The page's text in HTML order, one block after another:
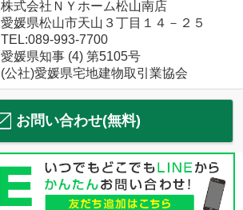
株式会社ＮＹホーム松山南店
愛媛県松山市天山３丁目１４－２５
TEL:089-993-7700
愛媛県知事 (4) 第5105号
(公社)愛媛県宅地建物取引業協会
お問い合わせ(無料)